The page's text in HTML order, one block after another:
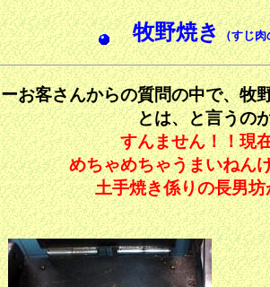
牧野焼き（すじ肉
ーお客さんからの質問の中で、牧
とは、と言うの
すんません！！現
めちゃめちゃうまいねん
土手焼き係りの長男